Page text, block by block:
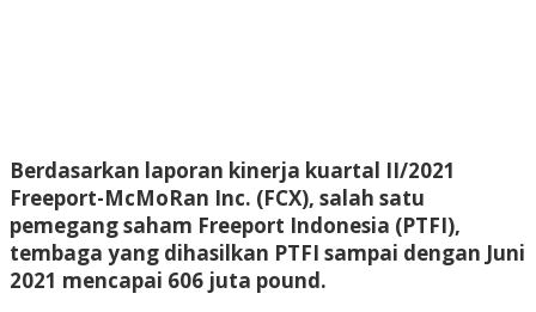
Berdasarkan laporan kinerja kuartal II/2021
Freeport-McMoRan Inc. (FCX), salah satu
pemegang saham Freeport Indonesia (PTFI),
tembaga yang dihasilkan PTFI sampai dengan Juni
2021 mencapai 606 juta pound.